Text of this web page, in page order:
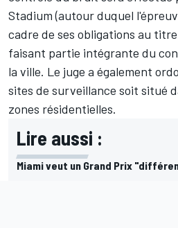
Stadium (autour duquel
cadre de ses obligations au
faisant partie intégrante du
la ville. Le juge a également
sites de surveillance soit situé
zones résidentielles.
Lire aussi :
Miami veut un Grand Prix